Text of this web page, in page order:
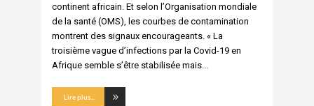
continent africain. Et selon l’Organisation mondiale
de la santé (OMS), les courbes de contamination
montrent des signaux encourageants. « La
troisième vague d’infections par la Covid-19 en
Afrique semble s’être stabilisée mais
Lire plus...